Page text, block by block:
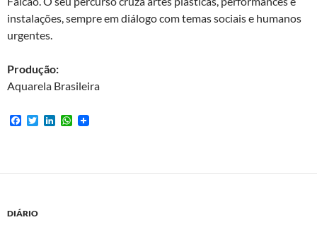
instalações, sempre em diálogo com temas sociais e humanos
urgentes.
Produção:
Aquarela Brasileira
F
o
T
e
d
W
A
DIÁRIO